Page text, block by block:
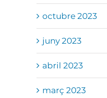
octubre 2023
juny 2023
abril 2023
març 2023